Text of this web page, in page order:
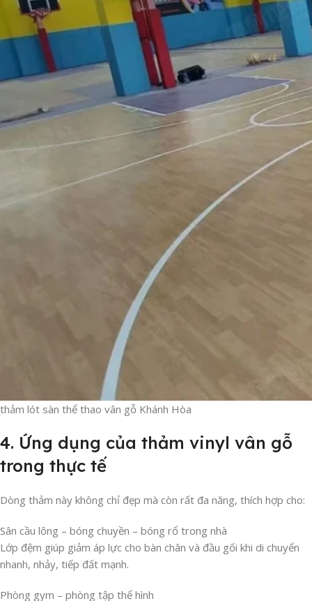
thảm lót sàn thể thao vân gỗ Khánh Hòa
4. Ứng dụng của thảm vinyl vân gỗ
trong thực tế
Dòng thảm này không chỉ đẹp mà còn rất đa năng, thích hợp cho:
Sân cầu lông – bóng chuyền – bóng rổ trong nhà
Lớp đệm giúp giảm áp lực cho bàn chân và đầu gối khi di chuyển
nhanh, nhảy, tiếp đất mạnh.
Phòng gym – phòng tập thể hình